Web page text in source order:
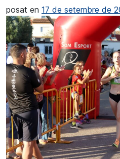
posat en 17 de setembre de